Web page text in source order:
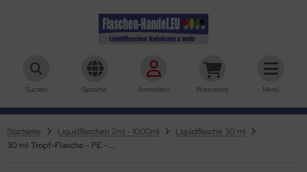
Suchen Sprache Anmelden Warenkorb Menü
Startseite Liquidflaschen 2ml - 1000ml
Liquidflasche 30 ml
30 ml Tropf-Flasche - PE - Q - PEN